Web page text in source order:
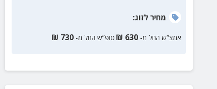
מחירלזוג:
אמצ”ש החל מ- 630
₪ סופ”ש החל מ- 730
₪